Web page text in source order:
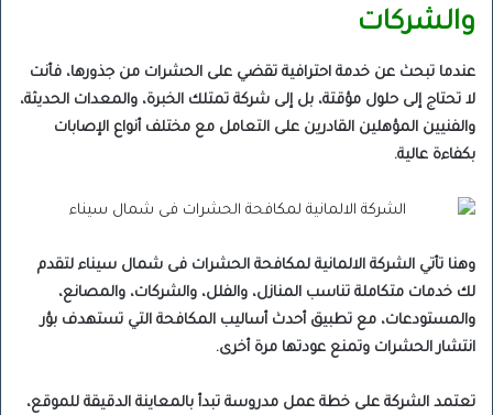
والشركات
عندما تبحث عن خدمة احترافية تقضي على الحشرات من جذورها، فأنت
لا تحتاج إلى حلول مؤقتة، بل إلى شركة تمتلك الخبرة، والمعدات الحديثة،
والفنيين المؤهلين القادرين على التعامل مع مختلف أنواع الإصابات
بكفاءة عالية.
وهنا تأتي الشركة الالمانية لمكافحة الحشرات فى شمال سيناء لتقدم
لك خدمات متكاملة تناسب المنازل، والفلل، والشركات، والمصانع،
والمستودعات، مع تطبيق أحدث أساليب المكافحة التي تستهدف بؤر
انتشار الحشرات وتمنع عودتها مرة أخرى.
تعتمد الشركة على خطة عمل مدروسة تبدأ بالمعاينة الدقيقة للموقع،